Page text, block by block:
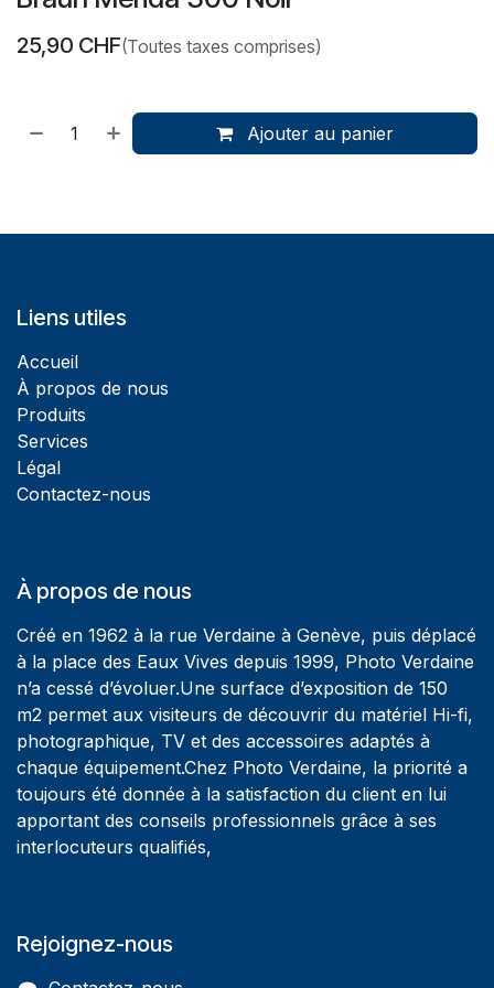
25,90 CHF(Toutes taxes comprises)
Ajouter au panier
Liens utiles
Accueil
À propos de nous
Produits
Services
Légal
Contactez-nous
À propos de nous
Créé en 1962 à la rue Verdaine à Genève, puis déplacé
à la place des Eaux Vives depuis 1999, Photo Verdaine
n’a cessé d’évoluer.Une surface d’exposition de 150
m2 permet aux visiteurs de découvrir du matériel Hi-fi,
photographique, TV et des accessoires adaptés à
chaque équipement.Chez Photo Verdaine, la priorité a
toujours été donnée à la satisfaction du client en lui
apportant des conseils professionnels grâce à ses
interlocuteurs qualifiés,
Rejoignez-nous